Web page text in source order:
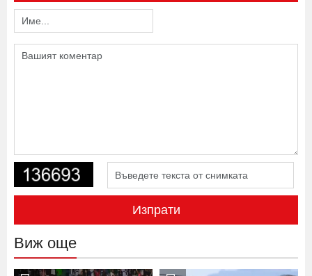
Изпрати
Виж още